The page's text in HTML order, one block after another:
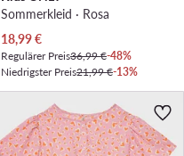
Sommerkleid · Rosa
Aktueller Preis
18,99€
Regulärer Preis36,99 €-48%
Niedrigster Preis21,99 €-13%